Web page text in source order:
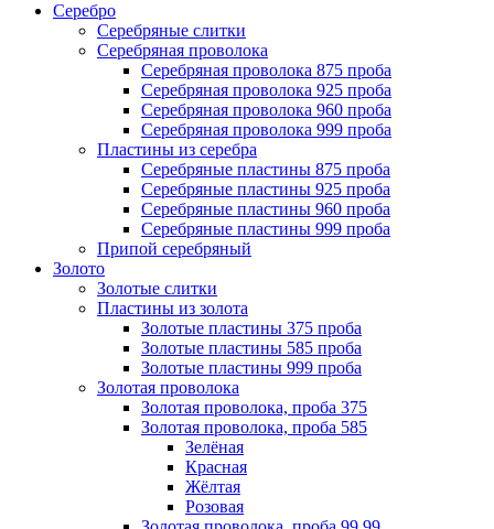
Серебро
Серебряные слитки
Серебряная проволока
Серебряная проволока 875 проба
Серебряная проволока 925 проба
Серебряная проволока 960 проба
Серебряная проволока 999 проба
Пластины из серебра
Серебряные пластины 875 проба
Серебряные пластины 925 проба
Серебряные пластины 960 проба
Серебряные пластины 999 проба
Припой серебряный
Золото
Золотые слитки
Пластины из золота
Золотые пластины 375 проба
Золотые пластины 585 проба
Золотые пластины 999 проба
Золотая проволока
Золотая проволока, проба 375
Золотая проволока, проба 585
Зелёная
Красная
Жёлтая
Розовая